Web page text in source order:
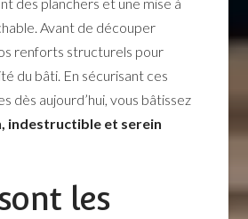
des planchers et une mise à
Avant de découper
renforts structurels pour
du bâti. En sécurisant ces
dès aujourd’hui, vous bâtissez
indestructible et serein
les